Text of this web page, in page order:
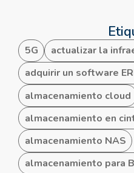
5G
actualizar la
adquirir un software
almacenamiento cloud
almacenamiento en
almacenamiento NAS
almacenamiento para